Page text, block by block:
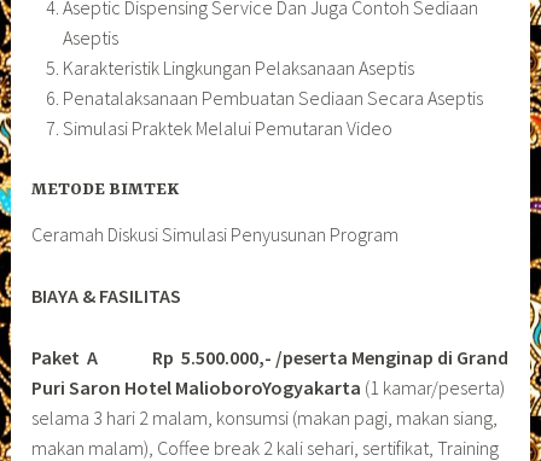
Aseptic Dispensing Service Dan Juga Contoh Sediaan
Aseptis
Karakteristik Lingkungan Pelaksanaan Aseptis
Penatalaksanaan Pembuatan Sediaan Secara Aseptis
Simulasi Praktek Melalui Pemutaran Video
METODE BIMTEK
Ceramah Diskusi Simulasi Penyusunan Program
BIAYA & FASILITAS
Paket A Rp 5.500.000,- /peserta Menginap di Grand
Puri Saron Hotel MalioboroYogyakarta (1 kamar/peserta)
selama 3 hari 2 malam, konsumsi (makan pagi, makan siang,
makan malam), Coffee break 2 kali sehari, sertifikat, Training